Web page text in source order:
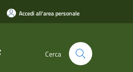
Accedi all'area personale
Cerca